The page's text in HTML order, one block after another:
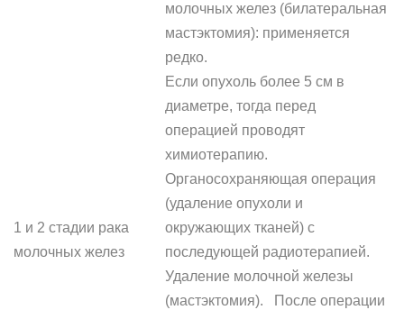
молочных желез (билатеральная
мастэктомия): применяется
редко.
1 и 2 стадии рака
молочных желез
Если опухоль более 5 см в
диаметре, тогда перед
операцией проводят
химиотерапию.
Органосохраняющая операция
(удаление опухоли и
окружающих тканей) с
последующей радиотерапией.
Удаление молочной железы
(мастэктомия). После операции